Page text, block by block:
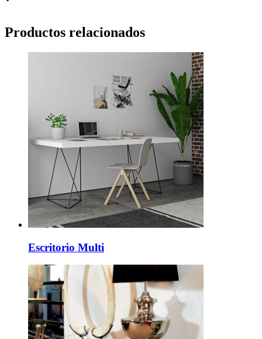
Productos relacionados
Escritorio Multi